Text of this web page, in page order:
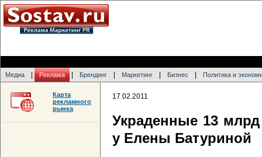
Медиа Реклама Брендинг Маркетинг Бизнес Политика и
17.02.2011
Украденные 13
у Елены Батуриной
Карта
рекламного
рынка